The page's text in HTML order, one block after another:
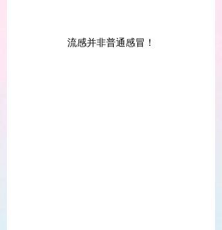
流感并非普通感冒！